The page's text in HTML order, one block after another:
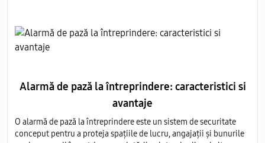
Alarmă de pază la întreprindere: caracteristici si
avantaje
O alarmă de pază la întreprindere este un sistem de securitate
conceput pentru a proteja spațiile de lucru, angajații și bunurile